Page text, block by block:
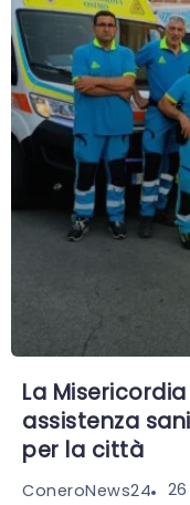
La
assistenza
per la città
ConeroNews24